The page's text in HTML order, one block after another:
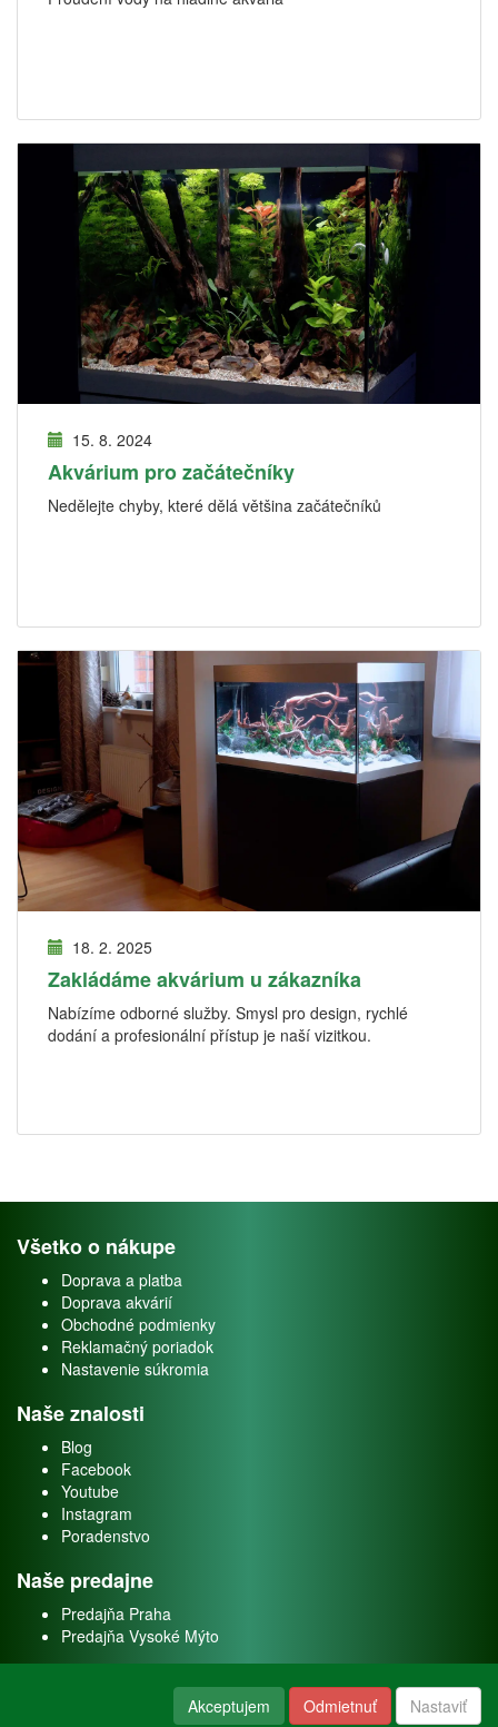
15. 8. 2024
Akvárium pro začátečníky
Nedělejte chyby, které dělá většina začátečníků
18. 2. 2025
Zakládáme akvárium u zákazníka
Nabízíme odborné služby. Smysl pro design, rychlé
dodání a profesionální přístup je naší vizitkou.
Všetko o nákupe
Doprava a platba
Doprava akvárií
Obchodné podmienky
Reklamačný poriadok
Nastavenie súkromia
Naše znalosti
Blog
Facebook
Youtube
Instagram
Poradenstvo
Naše predajne
Predajňa Praha
Predajňa Vysoké Mýto
Akceptujem Odmietnuť Nastaviť